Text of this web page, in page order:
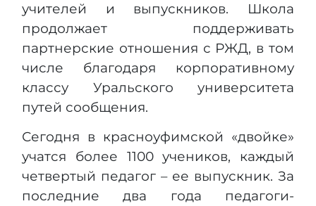
учителей и выпускников. Школа
продолжает поддерживать
партнерские отношения с РЖД, в том
числе благодаря корпоративному
классу Уральского университета
путей сообщения.
Сегодня в красноуфимской «двойке»
учатся более 1100 учеников, каждый
четвертый педагог – ее выпускник. За
последние два года педагоги-